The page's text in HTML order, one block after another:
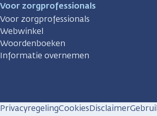
Voor zorgprofessionals
Voor zorgprofessionals
Webwinkel
Woordenboeken
Informatie overnemen
PrivacyregelingCookiesDisclaimer